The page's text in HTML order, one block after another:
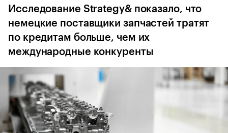
Исследование Strategy& показало, что
немецкие поставщики запчастей тратят
по кредитам больше, чем их
международные конкуренты